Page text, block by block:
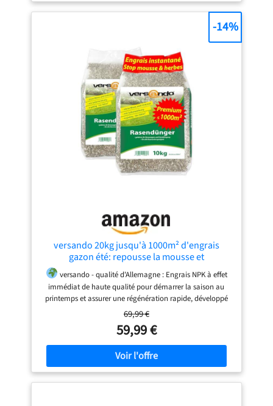
rapide et facile à appliquer. Convient à tous les types de
RÉSULTATS DURABLES: Produit
que votre gazon artificiel reste propre et désinfecté
pendant une période prolongée.
FORMAT
ÉCONOMIQUE: Pour répondre à vos besoins, nous
proposons un bidon de 5 litres au format économique. Ce
format généreux vous permet de couvrir de grandes
surfaces de gazon artificiel sans craindre de manquer de
produit. C'est la solution la plus économique et la plus
pratique pour garder votre pelouse propre et désinfectée à
long terme.
versando 20kg jusqu'à 1000m² d'engrais
gazon été: repousse la mousse et
versando - qualité d'Allemagne : Engrais NPK à effet
immédiat de haute qualité pour démarrer la saison au
printemps et assurer une régénération rapide, développé
avec des professionnels du jardin et testé dans des
Effet rapide : Favorise en peu de
temps une croissance visible et un gazon bien vert, idéal
après l’hiver ou en cas de pelouse affaiblie.
Revitalise
les zones sollicitées : Soutient la récupération du gazon
après des contraintes, améliore la vigueur de départ au
printemps et élimine naturellement la mousse et les
69,99 €
59,99 €
-14%